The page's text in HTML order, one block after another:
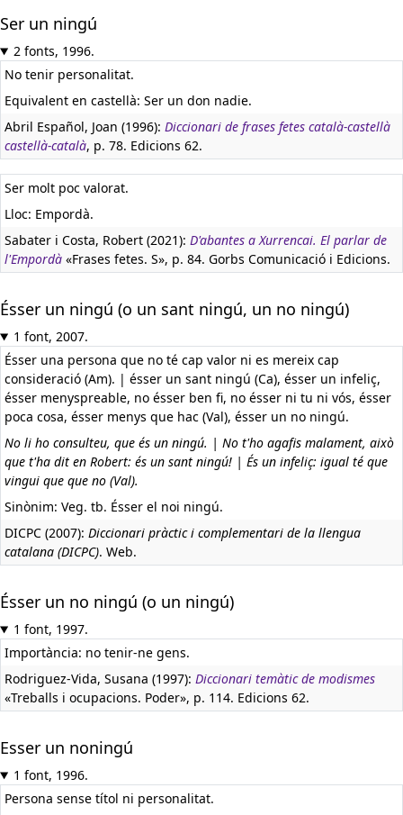
Ser un ningú
2 fonts, 1996.
No tenir personalitat.
Equivalent en castellà: Ser un don nadie.
Abril Español, Joan (1996): Diccionari de frases fetes català-castellà
castellà-català, p. 78. Edicions 62.
Ser molt poc valorat.
Lloc: Empordà.
Sabater i Costa, Robert (2021): D'abantes a Xurrencai. El parlar de
l'Empordà «Frases fetes. S», p. 84. Gorbs Comunicació i Edicions.
Ésser un ningú (o un sant ningú, un no ningú)
1 font, 2007.
Ésser una persona que no té cap valor ni es mereix cap
consideració (Am). | ésser un sant ningú (Ca), ésser un infeliç,
ésser menyspreable, no ésser ben fi, no ésser ni tu ni vós, ésser
poca cosa, ésser menys que hac (Val), ésser un no ningú.
No li ho consulteu, que és un ningú. | No t'ho agafis malament, això
que t'ha dit en Robert: és un sant ningú! | És un infeliç: igual té que
vingui que que no (Val).
Sinònim: Veg. tb. Ésser el noi ningú.
DICPC (2007): Diccionari pràctic i complementari de la llengua
catalana (DICPC). Web.
Ésser un no ningú (o un ningú)
1 font, 1997.
Importància: no tenir-ne gens.
Rodriguez-Vida, Susana (1997): Diccionari temàtic de modismes
«Treballs i ocupacions. Poder», p. 114. Edicions 62.
Esser un noningú
1 font, 1996.
Persona sense títol ni personalitat.